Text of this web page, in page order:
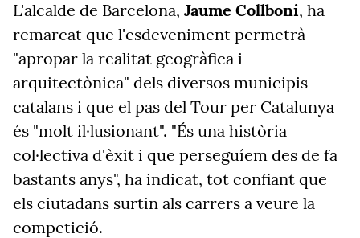
L'alcalde de Barcelona, Jaume Collboni, ha
remarcat que l'esdeveniment permetrà
"apropar la realitat geogràfica i
arquitectònica" dels diversos municipis
catalans i que el pas del Tour per Catalunya
és "molt il·lusionant". "És una història
col·lectiva d'èxit i que perseguíem des de fa
bastants anys", ha indicat, tot confiant que
els ciutadans surtin als carrers a veure la
competició.